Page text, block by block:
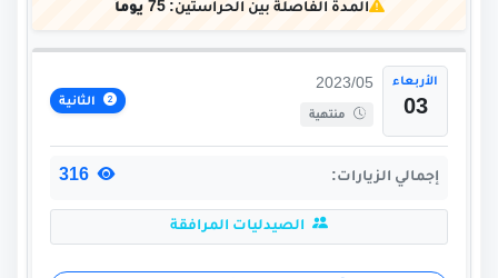
المدة الفاصلة بين الحراستين:75 يوماً
الأربعاء
03
2023/05
منتهية
الثانية
إجمالي الزيارات:
الصيدليات المرافقة